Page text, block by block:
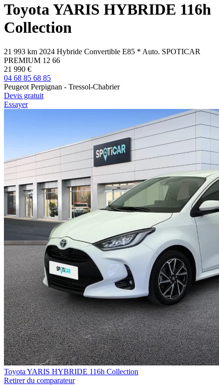
Toyota YARIS HYBRIDE 116h
Collection
21 993 km 2024 Hybride Convertible E85 * Auto. SPOTICAR
PREMIUM 12 66
21 990 €
04 68 85 68 85
Peugeot Perpignan - Tressol-Chabrier
Devis gratuit
Essayer
Toyota YARIS HYBRIDE 116h Collection
Retirer du comparateur